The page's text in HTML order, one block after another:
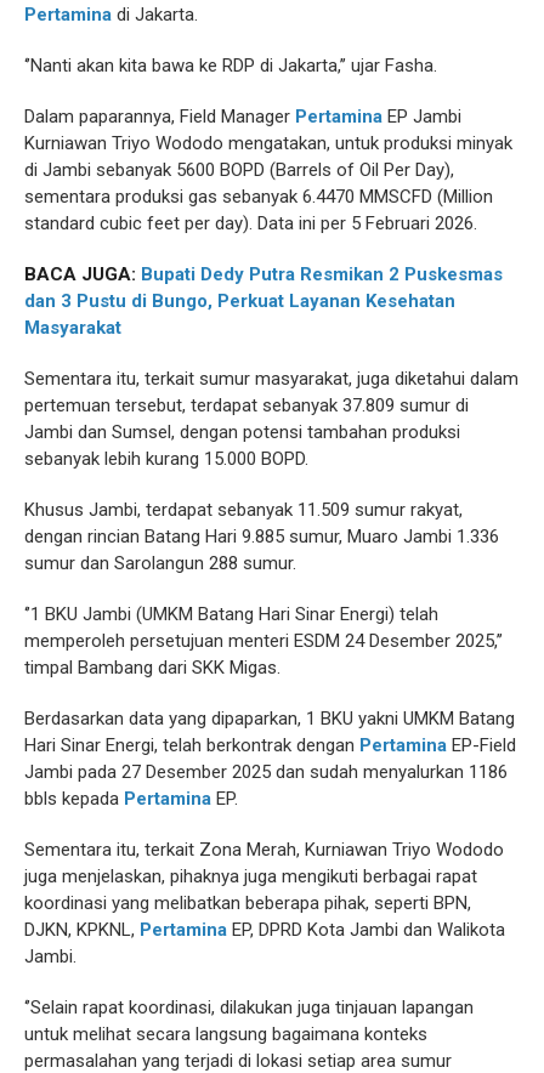
Pertamina di Jakarta.
‘’Nanti akan kita bawa ke RDP di Jakarta,’’ ujar Fasha.
Dalam paparannya, Field Manager Pertamina EP Jambi
Kurniawan Triyo Wododo mengatakan, untuk produksi minyak
di Jambi sebanyak 5600 BOPD (Barrels of Oil Per Day),
sementara produksi gas sebanyak 6.4470 MMSCFD (Million
standard cubic feet per day). Data ini per 5 Februari 2026.
BACA JUGA: Bupati Dedy Putra Resmikan 2 Puskesmas
dan 3 Pustu di Bungo, Perkuat Layanan Kesehatan
Masyarakat
Sementara itu, terkait sumur masyarakat, juga diketahui dalam
pertemuan tersebut, terdapat sebanyak 37.809 sumur di
Jambi dan Sumsel, dengan potensi tambahan produksi
sebanyak lebih kurang 15.000 BOPD.
Khusus Jambi, terdapat sebanyak 11.509 sumur rakyat,
dengan rincian Batang Hari 9.885 sumur, Muaro Jambi 1.336
sumur dan Sarolangun 288 sumur.
‘’1 BKU Jambi (UMKM Batang Hari Sinar Energi) telah
memperoleh persetujuan menteri ESDM 24 Desember 2025,’’
timpal Bambang dari SKK Migas.
Berdasarkan data yang dipaparkan, 1 BKU yakni UMKM Batang
Hari Sinar Energi, telah berkontrak dengan Pertamina EP-Field
Jambi pada 27 Desember 2025 dan sudah menyalurkan 1186
bbls kepada Pertamina EP.
Sementara itu, terkait Zona Merah, Kurniawan Triyo Wododo
juga menjelaskan, pihaknya juga mengikuti berbagai rapat
koordinasi yang melibatkan beberapa pihak, seperti BPN,
DJKN, KPKNL, Pertamina EP, DPRD Kota Jambi dan Walikota
Jambi.
‘’Selain rapat koordinasi, dilakukan juga tinjauan lapangan
untuk melihat secara langsung bagaimana konteks
permasalahan yang terjadi di lokasi setiap area sumur